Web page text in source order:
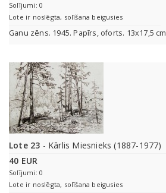
Solījumi: 0
Lote ir noslēgta, solīšana beigusies
Ganu zēns. 1945. Papīrs, oforts. 13x17,5 cm
Lote 23 - Kārlis Miesnieks (1887-1977)
40 EUR
Solījumi: 0
Lote ir noslēgta, solīšana beigusies